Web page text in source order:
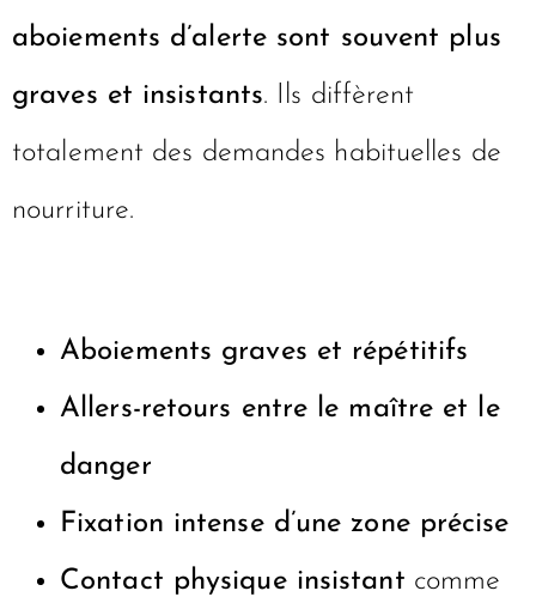
aboiements d’alerte sont souvent plus
graves et insistants. Ils diffèrent
totalement des demandes habituelles de
nourriture.
Aboiements graves et répétitifs
Allers-retours entre le maître et le
danger
Fixation intense d’une zone précise
Contact physique insistant comme